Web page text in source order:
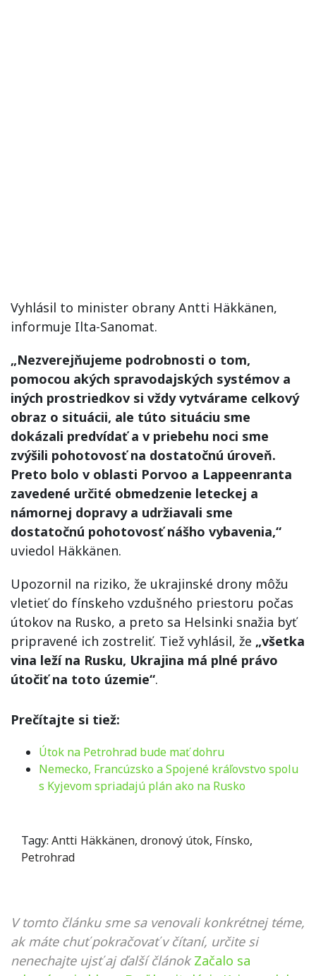
Vyhlásil to minister obrany Antti Häkkänen,
informuje Ilta-Sanomat.
„Nezverejňujeme podrobnosti o tom,
pomocou akých spravodajských systémov a
iných prostriedkov si vždy vytvárame celkový
obraz o situácii, ale túto situáciu sme
dokázali predvídať a v priebehu noci sme
zvýšili pohotovosť na dostatočnú úroveň.
Preto bolo v oblasti Porvoo a Lappeenranta
zavedené určité obmedzenie leteckej a
námornej dopravy a udržiavali sme
dostatočnú pohotovosť nášho vybavenia,“
uviedol Häkkänen.
Upozornil na riziko, že ukrajinské drony môžu
vletieť do fínskeho vzdušného priestoru počas
útokov na Rusko, a preto sa Helsinki snažia byť
pripravené ich zostreliť. Tiež vyhlásil, že „všetka
vina leží na Rusku, Ukrajina má plné právo
útočiť na toto územie“.
Prečítajte si tiež:
Útok na Petrohrad bude mať dohru
Nemecko, Francúzsko a Spojené kráľovstvo spolu
s Kyjevom spriadajú plán ako na Rusko
Tagy: Antti Häkkänen, dronový útok, Fínsko,
Petrohrad
V tomto článku sme sa venovali konkrétnej téme,
ak máte chuť pokračovať v čítaní, určite si
nenechajte ujsť aj ďalší článok Začalo sa